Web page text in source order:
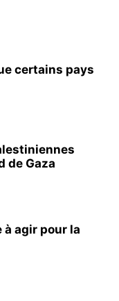
certains pays
de Gaza
à agir pour la